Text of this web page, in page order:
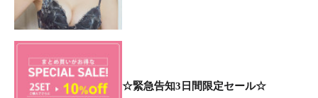
☆緊急告知3日間限定セール☆